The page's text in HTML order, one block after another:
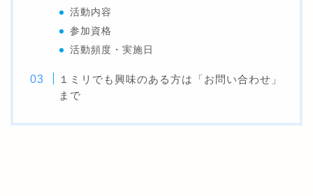
活動内容
参加資格
活動頻度・実施日
１ミリでも興味のある方は「お問い合わせ」
まで